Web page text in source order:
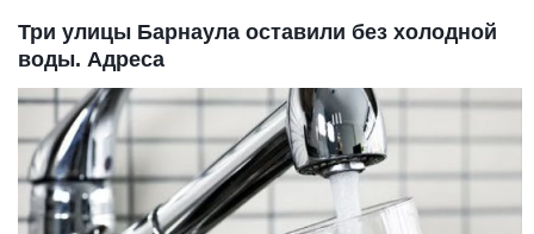
Три улицы Барнаула оставили без холодной
воды. Адреса